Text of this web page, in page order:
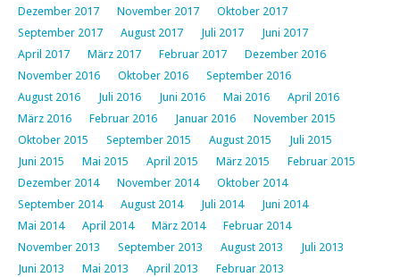
Dezember 2017
November 2017
Oktober 2017
September 2017
August 2017 Juli 2017
Juni 2017
April 2017
März 2017 Februar 2017
Dezember 2016
November 2016
Oktober 2016
September 2016
August 2016
Juli 2016 Juni 2016 Mai 2016
April 2016
März 2016
Februar 2016 Januar 2016
November 2015
Oktober 2015
September 2015 August 2015
Juli 2015
Juni 2015
Mai 2015 April 2015 März 2015
Februar 2015
Dezember 2014
November 2014
Oktober 2014
September 2014
August 2014 Juli 2014
Juni 2014
Mai 2014
April 2014 März 2014
Februar 2014
November 2013
September 2013 August 2013
Juli 2013
Juni 2013
Mai 2013 April 2013
Februar 2013